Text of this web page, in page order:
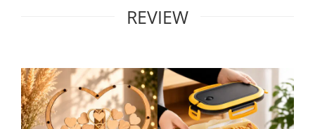
REVIEW